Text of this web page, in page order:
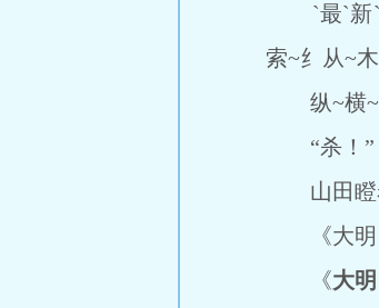
`最`新`完
索~纟从~
纵~横~
“杀！”
山田瞪着
《大明：
《大